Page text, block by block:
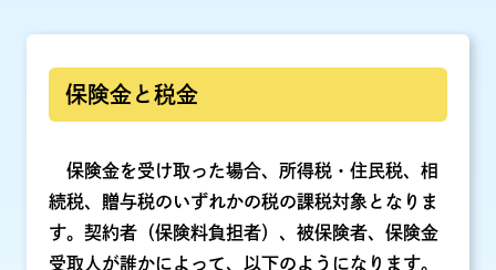
保険金と税金
保険金を受け取った場合、所得税・住民税、相
続税、贈与税のいずれかの税の課税対象となりま
す。契約者（保険料負担者）、被保険者、保険金
受取人が誰かによって、以下のようになります。